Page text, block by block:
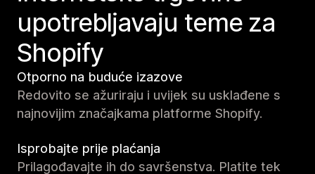
upotrebljavaju teme za
Shopify
Otporno na buduće izazove
Redovito se ažuriraju i uvijek su usklađene s
najnovijim značajkama platforme Shopify.
Isprobajte prije plaćanja
Prilagođavajte ih do savršenstva. Platite tek